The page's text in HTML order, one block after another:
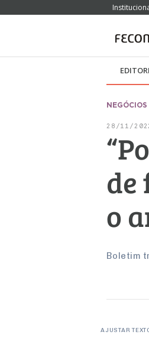
NEGÓCIOS
28/11/
de
o
Boletim
AJUSTAR